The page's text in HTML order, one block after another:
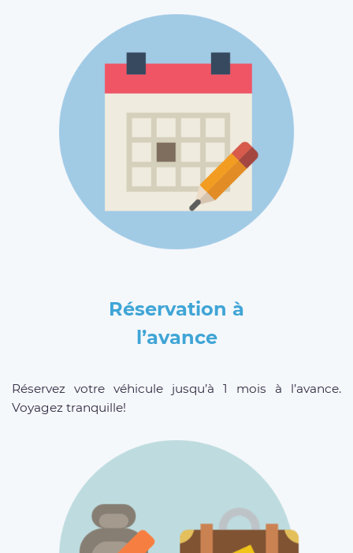
Réservation à
l’avance
Réservez votre véhicule jusqu’à 1 mois à l’avance.
Voyagez tranquille!